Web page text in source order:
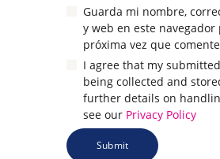
Guarda mi nombre,
y web en este navegador
próxima vez que
I agree that my
being collected and
further details on
see our Privacy Policy